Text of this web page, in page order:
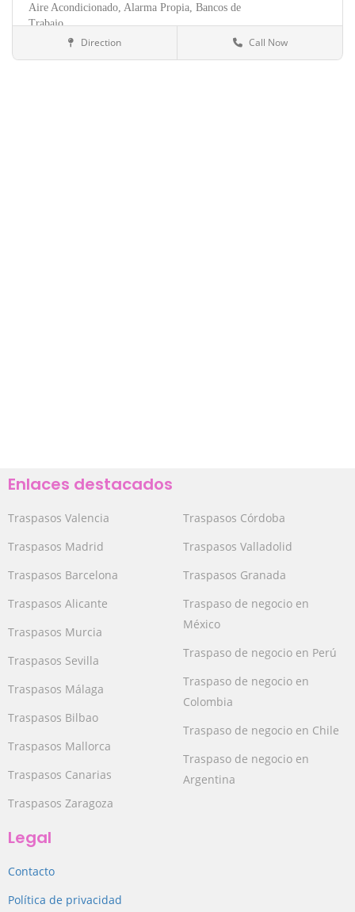
Aire Acondicionado, Alarma Propia, Bancos de
Trabajo,
Talleres Direction Call Now
Enlaces destacados
Traspasos Valencia
Traspasos Madrid
Traspasos Barcelona
Traspasos Alicante
Traspasos Murcia
Traspasos Sevilla
Traspasos Málaga
Traspasos Bilbao
Traspasos Mallorca
Traspasos Canarias
Traspasos Zaragoza
Traspasos Córdoba
Traspasos Valladolid
Traspasos Granada
Traspaso de negocio en
México
Traspaso de negocio en Perú
Traspaso de negocio en
Colombia
Traspaso de negocio en Chile
Traspaso de negocio en
Argentina
Legal
Contacto
Política de privacidad